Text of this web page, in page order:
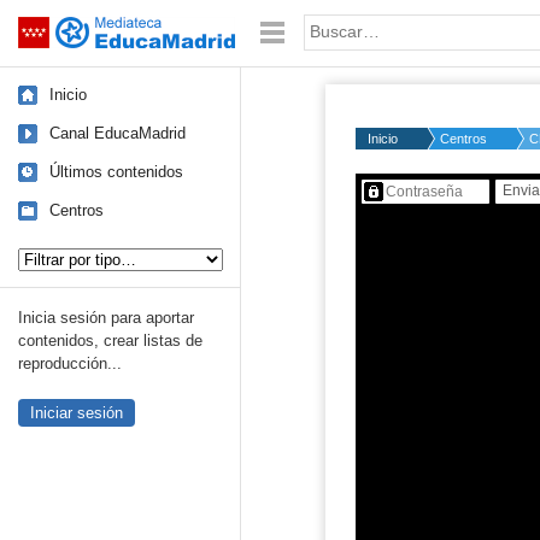
Saltar navegación Palabra o frase:
Inicio
Canal EducaMadrid
Últimos contenidos
Centros
Inicia sesión para aportar
contenidos, crear listas de
reproducción...
Iniciar sesión
Inicio Centros
Contenido protegido…